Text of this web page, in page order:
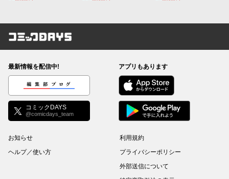
コミックDAYS
最新情報を配信中!
編集部ブログ
コミックDAYS
@comicdays_team
アプリもあります
お知らせ
ヘルプ／使い方
利用規約
プライバシーポリシー
外部送信について